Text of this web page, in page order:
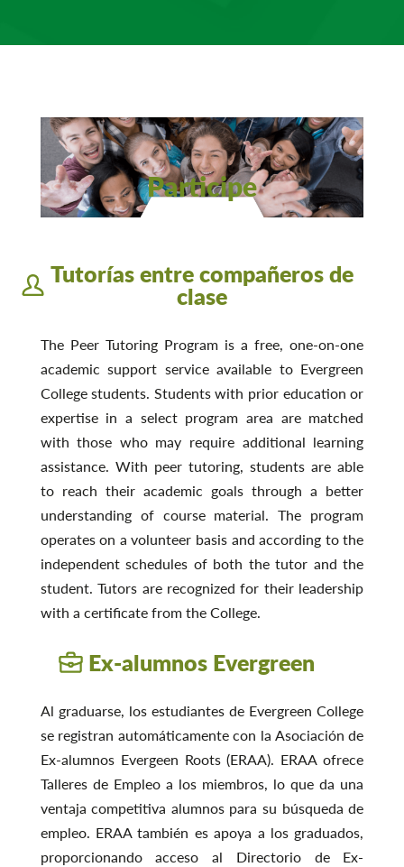
Participe
Tutorías entre compañeros de
clase
The Peer Tutoring Program is a free, one-on-one
academic support service available to Evergreen
College students. Students with prior education or
expertise in a select program area are matched
with those who may require additional learning
assistance. With peer tutoring, students are able
to reach their academic goals through a better
understanding of course material. The program
operates on a volunteer basis and according to the
independent schedules of both the tutor and the
student. Tutors are recognized for their leadership
with a certificate from the College.
Ex-alumnos Evergreen
Al graduarse, los estudiantes de Evergreen College
se registran automáticamente con la Asociación de
Ex-alumnos Evergeen Roots (ERAA). ERAA ofrece
Talleres de Empleo a los miembros, lo que da una
ventaja competitiva alumnos para su búsqueda de
empleo. ERAA también es apoya a los graduados,
proporcionando acceso al Directorio de Ex-